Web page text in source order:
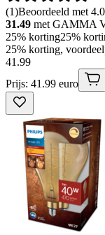
(1)Beoordeeld met
31.49 met GAMMA
25% korting25%
25% korting,
41 .99
Prijs: 41.99 euro